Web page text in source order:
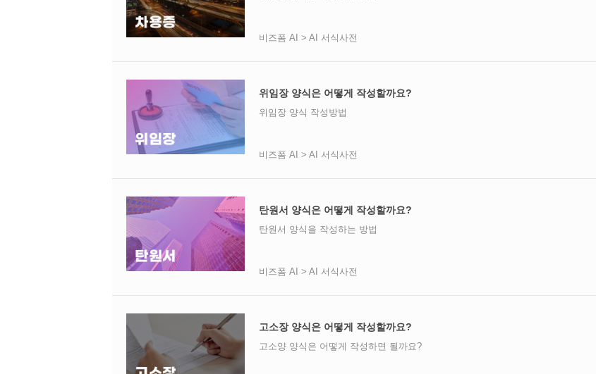
비즈폼 AI > AI 서식사전
위임장 양식은 어떻게 작성할까요?
위임장 양식 작성방법
비즈폼 AI > AI 서식사전
탄원서 양식은 어떻게 작성할까요?
탄원서 양식을 작성하는 방법
비즈폼 AI > AI 서식사전
고소장 양식은 어떻게 작성할까요?
고소양 양식은 어떻게 작성하면 될까요?